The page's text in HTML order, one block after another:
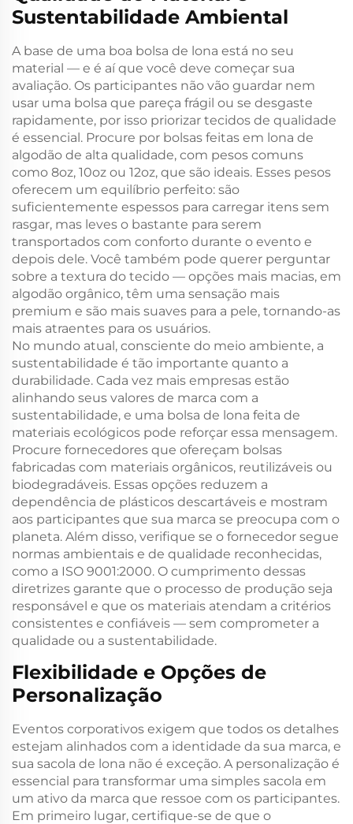
Sustentabilidade Ambiental
A base de uma boa bolsa de lona está no seu
material — e é aí que você deve começar sua
avaliação. Os participantes não vão guardar nem
usar uma bolsa que pareça frágil ou se desgaste
rapidamente, por isso priorizar tecidos de qualidade
é essencial. Procure por bolsas feitas em lona de
algodão de alta qualidade, com pesos comuns
como 8oz, 10oz ou 12oz, que são ideais. Esses pesos
oferecem um equilíbrio perfeito: são
suficientemente espessos para carregar itens sem
rasgar, mas leves o bastante para serem
transportados com conforto durante o evento e
depois dele. Você também pode querer perguntar
sobre a textura do tecido — opções mais macias, em
algodão orgânico, têm uma sensação mais
premium e são mais suaves para a pele, tornando-as
mais atraentes para os usuários.
No mundo atual, consciente do meio ambiente, a
sustentabilidade é tão importante quanto a
durabilidade. Cada vez mais empresas estão
alinhando seus valores de marca com a
sustentabilidade, e uma bolsa de lona feita de
materiais ecológicos pode reforçar essa mensagem.
Procure fornecedores que ofereçam bolsas
fabricadas com materiais orgânicos, reutilizáveis ou
biodegradáveis. Essas opções reduzem a
dependência de plásticos descartáveis e mostram
aos participantes que sua marca se preocupa com o
planeta. Além disso, verifique se o fornecedor segue
normas ambientais e de qualidade reconhecidas,
como a ISO 9001:2000. O cumprimento dessas
diretrizes garante que o processo de produção seja
responsável e que os materiais atendam a critérios
consistentes e confiáveis — sem comprometer a
qualidade ou a sustentabilidade.
Flexibilidade e Opções de
Personalização
Eventos corporativos exigem que todos os detalhes
estejam alinhados com a identidade da sua marca, e
sua sacola de lona não é exceção. A personalização é
essencial para transformar uma simples sacola em
um ativo da marca que ressoe com os participantes.
Em primeiro lugar, certifique-se de que o